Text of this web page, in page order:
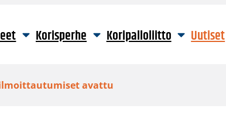
Korisperhe Koripalloliitto Uutiset
avattu